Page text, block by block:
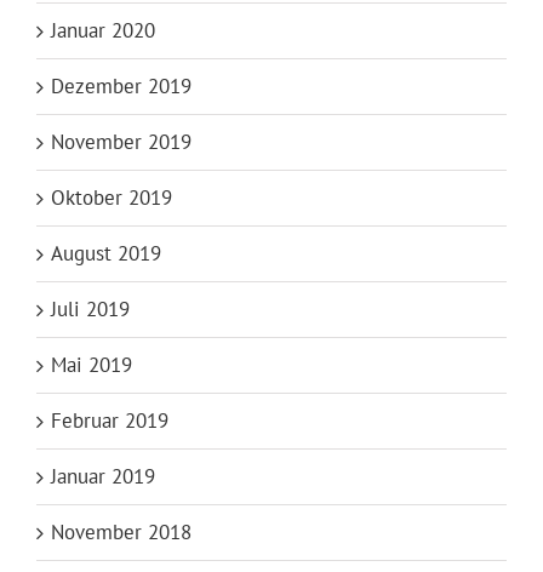
Januar 2020
Dezember 2019
November 2019
Oktober 2019
August 2019
Juli 2019
Mai 2019
Februar 2019
Januar 2019
November 2018